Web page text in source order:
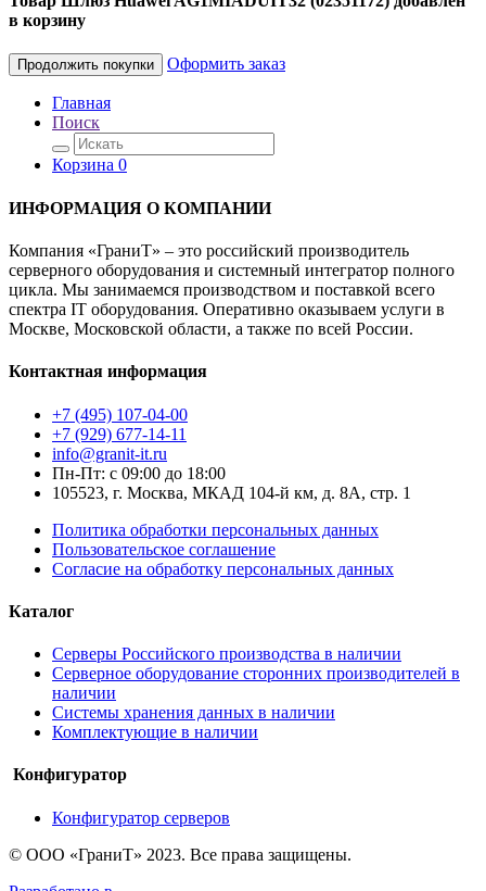
в корзину
Продолжить покупки Оформить заказ
Главная
Поиск
Корзина 0
ИНФОРМАЦИЯ О КОМПАНИИ
Компания «ГраниТ» – это российский производитель
серверного оборудования и системный интегратор полного
цикла. Мы занимаемся производством и поставкой всего
спектра IT оборудования. Оперативно оказываем услуги в
Москве, Московской области, а также по всей России.
Контактная информация
+7 (495) 107-04-00
+7 (929) 677-14-11
info@granit-it.ru
Пн-Пт: с 09:00 до 18:00
105523, г. Москва, МКАД 104-й км, д. 8А, стр. 1
Политика обработки персональных данных
Пользовательское соглашение
Согласие на обработку персональных данных
Каталог
Серверы Российского производства в наличии
Серверное оборудование сторонних производителей в
наличии
Системы хранения данных в наличии
Комплектующие в наличии
Конфигуратор
Конфигуратор серверов
© ООО «ГраниТ» 2023. Все права защищены.